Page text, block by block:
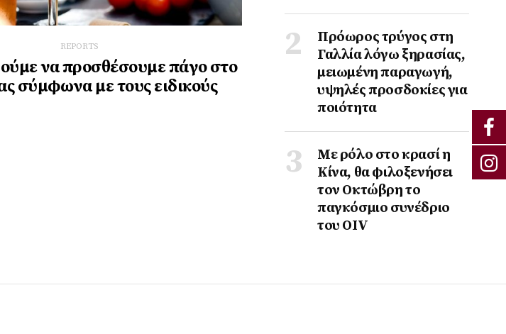
REPORTS
να προσθέσουμε πάγο στο
σύμφωνα με τους ειδικούς
Πρόωρος τρύγος στη
Γαλλία λόγω ξηρασίας,
μειωμένη παραγωγή,
υψηλές προσδοκίες για
ποιότητα
Με ρόλο στο κρασί η
Κίνα, θα φιλοξενήσει
τον Οκτώβρη το
παγκόσμιο συνέδριο
του ΟΙV